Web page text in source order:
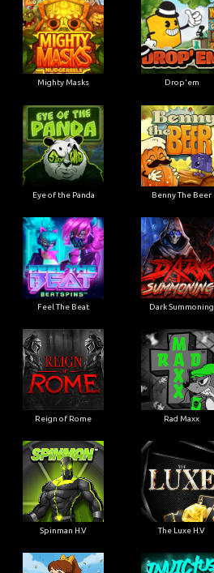
Mighty Masks Drop'em
Eye of the Panda Benny The Beer
Feel The Beat Dark Summoning
Reign of Rome Rad Maxx
Spinman H.V The Luxe H.V